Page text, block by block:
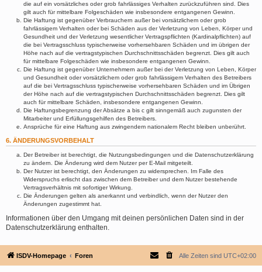
die auf ein vorsätzliches oder grob fahrlässiges Verhalten zurückzuführen sind. Dies
gilt auch für mittelbare Folgeschäden wie insbesondere entgangenen Gewinn.
Die Haftung ist gegenüber Verbrauchern außer bei vorsätzlichem oder grob
fahrlässigem Verhalten oder bei Schäden aus der Verletzung von Leben, Körper und
Gesundheit und der Verletzung wesentlicher Vertragspflichten (Kardinalpflichten) auf
die bei Vertragsschluss typischerweise vorhersehbaren Schäden und im übrigen der
Höhe nach auf die vertragstypischen Durchschnittsschäden begrenzt. Dies gilt auch
für mittelbare Folgeschäden wie insbesondere entgangenen Gewinn.
Die Haftung ist gegenüber Unternehmern außer bei der Verletzung von Leben, Körper
und Gesundheit oder vorsätzlichem oder grob fahrlässigem Verhalten des Betreibers
auf die bei Vertragsschluss typischerweise vorhersehbaren Schäden und im Übrigen
der Höhe nach auf die vertragstypischen Durchschnittsschäden begrenzt. Dies gilt
auch für mittelbare Schäden, insbesondere entgangenen Gewinn.
Die Haftungsbegrenzung der Absätze a bis c gilt sinngemäß auch zugunsten der
Mitarbeiter und Erfüllungsgehilfen des Betreibers.
Ansprüche für eine Haftung aus zwingendem nationalem Recht bleiben unberührt.
6. ÄNDERUNGSVORBEHALT
Der Betreiber ist berechtigt, die Nutzungsbedingungen und die Datenschutzerklärung
zu ändern. Die Änderung wird dem Nutzer per E-Mail mitgeteilt.
Der Nutzer ist berechtigt, den Änderungen zu widersprechen. Im Falle des
Widerspruchs erlischt das zwischen dem Betreiber und dem Nutzer bestehende
Vertragsverhältnis mit sofortiger Wirkung.
Die Änderungen gelten als anerkannt und verbindlich, wenn der Nutzer den
Änderungen zugestimmt hat.
Informationen über den Umgang mit deinen persönlichen Daten sind in der
Datenschutzerklärung enthalten.
ISDV-Homepage Foren Alle Zeiten sind UTC+02:00